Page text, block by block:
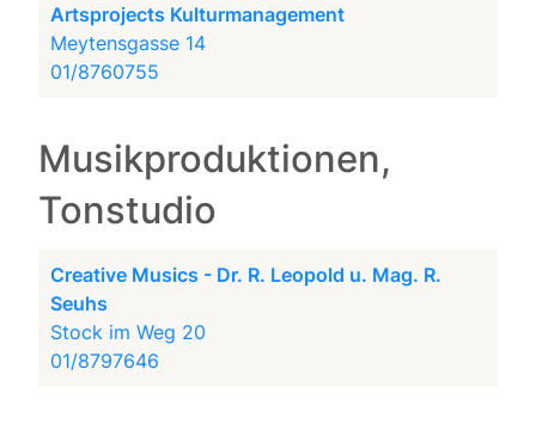
Artsprojects Kulturmanagement
Meytensgasse 14
01/8760755
Musikproduktionen,
Tonstudio
Creative Musics - Dr. R. Leopold u. Mag. R.
Seuhs
Stock im Weg 20
01/8797646